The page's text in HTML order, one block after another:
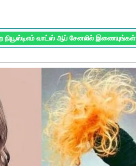
நியூஸ்டிஎம் வாட்ஸ் ஆப் சேனலில் இணையுங்கள்